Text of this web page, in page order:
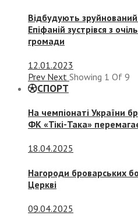
Відбудують
Епіфаній зустрівся з
громади
12.01.2023
Prev Next Showing 1 Of 9
СПОРТ
На чемпіонаті України
ФК «Тікі-Така»
18.04.2025
Нагороди броварських
Церкві
09.04.2025